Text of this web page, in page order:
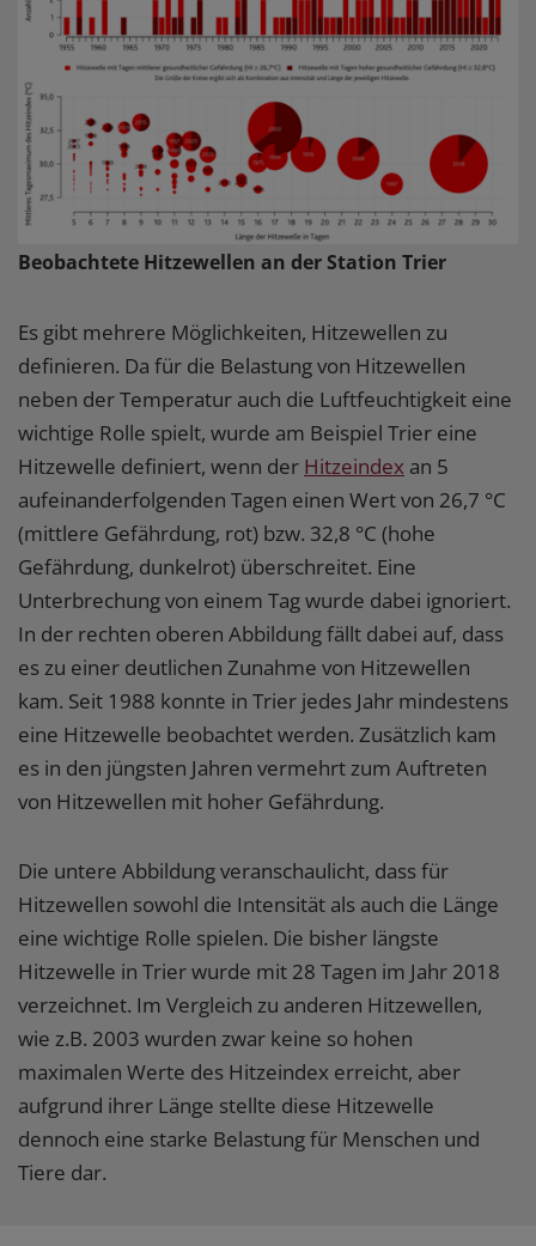
Beobachtete Hitzewellen an der Station Trier
Es gibt mehrere Möglichkeiten, Hitzewellen zu
definieren. Da für die Belastung von Hitzewellen
neben der Temperatur auch die Luftfeuchtigkeit eine
wichtige Rolle spielt, wurde am Beispiel Trier eine
Hitzewelle definiert, wenn der Hitzeindex an 5
aufeinanderfolgenden Tagen einen Wert von 26,7 °C
(mittlere Gefährdung, rot) bzw. 32,8 °C (hohe
Gefährdung, dunkelrot) überschreitet. Eine
Unterbrechung von einem Tag wurde dabei ignoriert.
In der rechten oberen Abbildung fällt dabei auf, dass
es zu einer deutlichen Zunahme von Hitzewellen
kam. Seit 1988 konnte in Trier jedes Jahr mindestens
eine Hitzewelle beobachtet werden. Zusätzlich kam
es in den jüngsten Jahren vermehrt zum Auftreten
von Hitzewellen mit hoher Gefährdung.
Die untere Abbildung veranschaulicht, dass für
Hitzewellen sowohl die Intensität als auch die Länge
eine wichtige Rolle spielen. Die bisher längste
Hitzewelle in Trier wurde mit 28 Tagen im Jahr 2018
verzeichnet. Im Vergleich zu anderen Hitzewellen,
wie z.B. 2003 wurden zwar keine so hohen
maximalen Werte des Hitzeindex erreicht, aber
aufgrund ihrer Länge stellte diese Hitzewelle
dennoch eine starke Belastung für Menschen und
Tiere dar.